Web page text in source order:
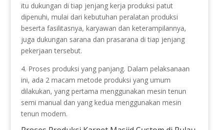
itu dukungan di tiap jenjang kerja produksi patut
dipenuhi, mulai dari kebutuhan peralatan produksi
beserta fasilitasnya, karyawan dan keterampilannya,
juga dukungan sarana dan prasarana di tiap jenjang
pekerjaan tersebut.
4. Proses produksi yang panjang. Dalam pelaksanaan
ini, ada 2 macam metode produksi yang umum
dilakukan, yang pertama menggunakan mesin tenun
semi manual dan yang kedua menggunakan mesin
tenun modern.